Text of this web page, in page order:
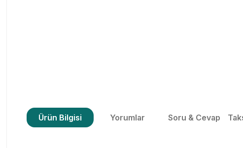
Ürün Bilgisi Yorumlar Soru & Cevap